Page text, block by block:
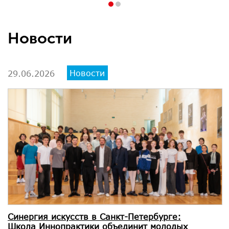
Новости
29.06.2026 Новости
Синергия искусств в Санкт-Петербурге:
Школа Иннопрактики объединит молодых